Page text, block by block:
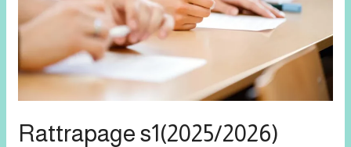
Rattrapage s1(2025/2026)